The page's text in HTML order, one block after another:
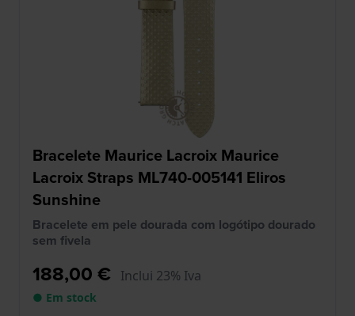
Bracelete Maurice Lacroix Maurice
Lacroix Straps ML740-005141 Eliros
Sunshine
Bracelete em pele dourada com logótipo dourado
sem fivela
188,00 € Inclui 23% Iva
● Em stock